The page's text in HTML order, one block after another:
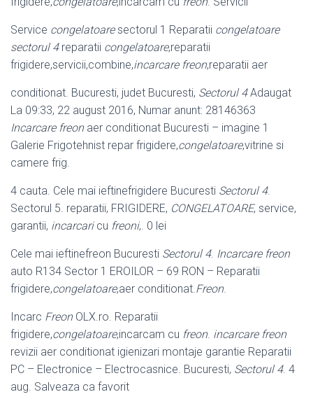
Service congelatoaresectorul 1 Reparatii congelatoare
sectorul 4reparatii congelatoare,reparatii
frigidere,servicii,combine,incarcare freon,reparatii aer
conditionat. Bucuresti, judet Bucuresti, Sectorul 4Adaugat
La 09:33, 22 august 2016, Numar anunt: 28146363
Incarcare freonaer conditionat Bucuresti – imagine 1
Galerie Frigotehnist repar frigidere,congelatoare,vitrine si
camere frig.
4 cauta. Cele mai ieftinefrigidere Bucuresti Sectorul 4.
Sectorul 5. reparatii, FRIGIDERE, CONGELATOARE, service,
garantii, incarcaricu freoni,. 0 lei
Cele mai ieftinefreon Bucuresti Sectorul 4. Incarcare freon
auto R134 Sector 1 EROILOR – 69 RON – Reparatii
frigidere,congelatoare,aer conditionat. Freon.
Incarc FreonOLX.ro. Reparatii
frigidere,congelatoare,incarcam cu freon. incarcare freon
revizii aer conditionat igienizari montaje garantie Reparatii
PC – Electronice – Electrocasnice. Bucuresti, Sectorul 4. 4
aug. Salveaza ca favorit